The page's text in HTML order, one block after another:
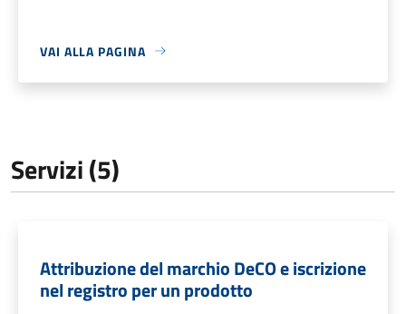
VAI ALLA PAGINA
Servizi (5)
Attribuzione del marchio DeCO e iscrizione
nel registro per un prodotto